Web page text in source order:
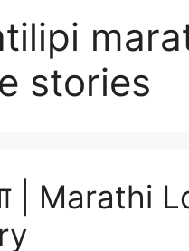
stories
| Marathi